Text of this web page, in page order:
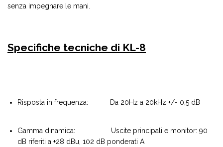
senza impegnare le mani.
Specifiche tecniche di KL-8
Risposta in frequenza: Da 20Hz a 20kHz +/- 0,5 dB
Gamma dinamica: Uscite principali e monitor: 90
dB riferiti a +28 dBu, 102 dB ponderati A